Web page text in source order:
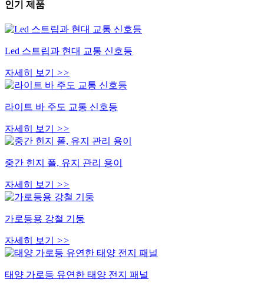
인기 제품
Led 스트립과 현대 교통 신호등
자세히 보기 >>
라이트 바 주도 교통 신호등
자세히 보기 >>
중간 힌지 폴, 유지 관리 용이
자세히 보기 >>
가로등용 강철 기둥
자세히 보기 >>
태양 가로등 유연한 태양 전지 패널